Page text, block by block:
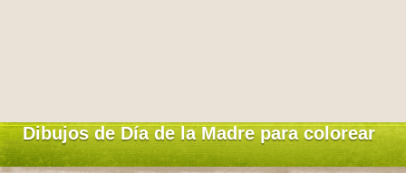
Dibujos de Día de la Madre para colorear